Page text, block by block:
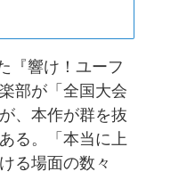
『響け！ユーフ
部が「全国大会
、本作が群を抜
る。「本当に上
る場面の数々